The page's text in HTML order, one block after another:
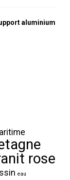
aluminium
rose
eau